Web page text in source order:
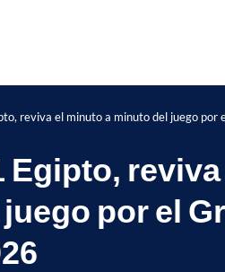
reviva el minuto a minuto del juego por
Egipto,
por el